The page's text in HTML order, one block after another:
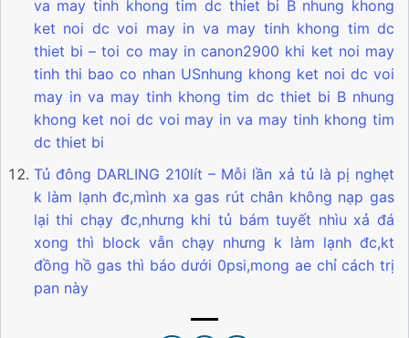
va may tinh khong tim dc thiet bi B nhung khong
ket noi dc voi may in va may tinh khong tim dc
thiet bi – toi co may in canon2900 khi ket noi may
tinh thi bao co nhan USnhung khong ket noi dc voi
may in va may tinh khong tim dc thiet bi B nhung
khong ket noi dc voi may in va may tinh khong tim
dc thiet bi
Tủ đông DARLING 210lít – Mỗi lần xả tủ là pị nghẹt
k làm lạnh đc,mình xa gas rút chân không nạp gas
lại thi chạy đc,nhưng khi tủ bám tuyết nhìu xả đá
xong thì block vẫn chạy nhưng k làm lạnh đc,kt
đồng hồ gas thì báo dưới 0psi,mong ae chỉ cách trị
pan này